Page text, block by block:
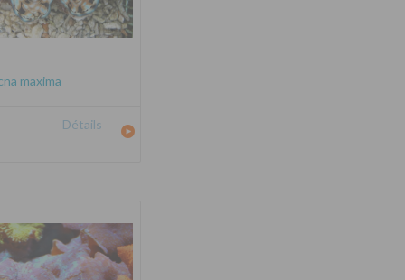
maxima
Détails